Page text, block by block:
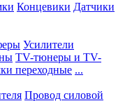
Концевики Датчики
Усилители
TV-тюнеры и TV-
переходные ...
Провод силовой